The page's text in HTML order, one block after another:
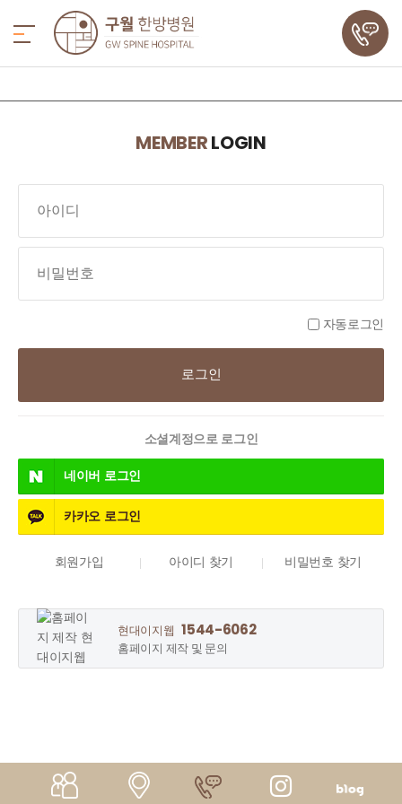
MEMBERLOGIN
자동로그인
소셜계정으로 로그인
네이버 로그인
카카오 로그인
회원가입 아이디 찾기 비밀번호 찾기
현대이지웹 1544-6062
홈페이지 제작 및 문의